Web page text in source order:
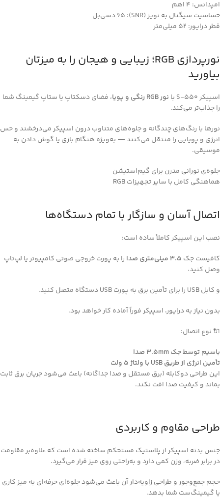
امپدانس: 4 اهم
حساسیت سیگنال به نویز (SNR): 65 دسی‌بل
قطر درایور: 52 میلی‌متر
نورپردازی RGB؛ زیبایی و هیجان را به میزتان
بیاورید
اسپیکر S-550 با نور RGB رنگی و پویا
، فضای دسکتاپ یا ستاپ گیمینگ شما
را جذاب‌تر می‌کند.
نورها با رنگ‌های چندگانه و جلوه‌های متناوب درون اسپیکر می‌درخشند و حس
انرژی و پویایی را منتقل می‌کنند — به‌ویژه هنگام بازی یا گوش دادن به
موسیقی.
جلوه‌ی نورانی مدرن برای گیم‌استیشن
هماهنگی کامل با سایر تجهیزات RGB
اتصال آسان و سازگار با تمام دستگاه‌ها
نصب این اسپیکر کاملاً ساده است:
کافیست جک 3.5 میلی‌متری صدا
را به پورت خروجی صوتی کامپیوتر یا لپ‌تاپ
وصل کنید،
و کابل USB را برای تأمین برق به پورت USB دستگاه متصل کنید.
بدون نیاز به درایور، اسپیکر فوراً آماده کار خواهد بود.
🔌 نوع اتصال:
با‌سیم توسط جک 3.5mm صدا
تأمین انرژی از طریق USB با ولتاژ 5 ولت
این طراحی دو‌کابله (برق مستقل و صدا جداگانه) باعث می‌شود جریان برق ثابت
بماند و کیفیت صدا افت نکند.
طراحی مقاوم و کاربردی
جنس بدنه اسپیکر از پلاستیک مستحکم ساخته شده است که علاوه‌بر مقاومت
در برابر ضربه، وزن کمی دارد و به‌راحتی روی میز قرار می‌گیرد.
حجم جمع‌وجور و طراحی زاویه‌دار آن باعث می‌شود جلوه‌ای حرفه‌ای به میز کاری
یا گیمینگ‌ست شما بدهد.